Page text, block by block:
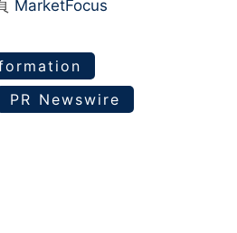
MarketFocus
PR Newswire